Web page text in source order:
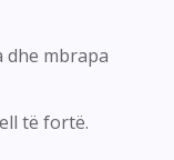
dhe mbrapa
të fortë.